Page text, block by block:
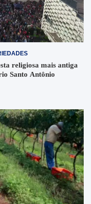
religiosa mais antiga
Santo Antônio